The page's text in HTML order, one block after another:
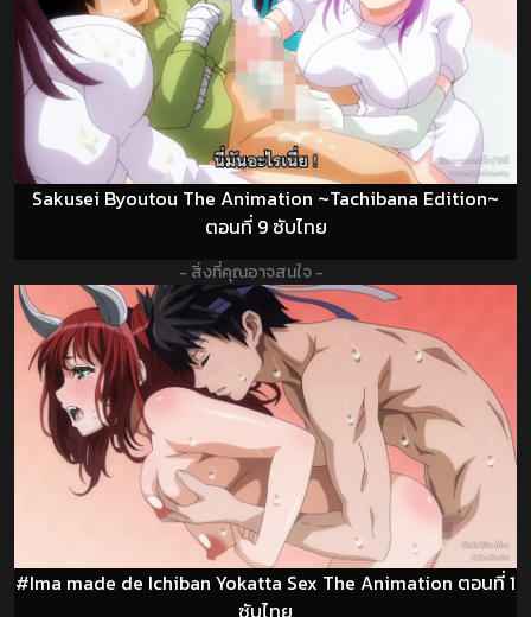
Sakusei Byoutou The Animation ~Tachibana Edition~
ตอนที่ 9 ซับไทย
- สิ่งที่คุณอาจสนใจ -
#Ima made de Ichiban Yokatta Sex The Animation ตอนที่ 1
ซับไทย